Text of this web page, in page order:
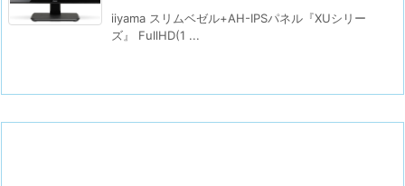
iiyama スリムベゼル+AH-IPSパネル『XUシリー
ズ』 FullHD(1 ...